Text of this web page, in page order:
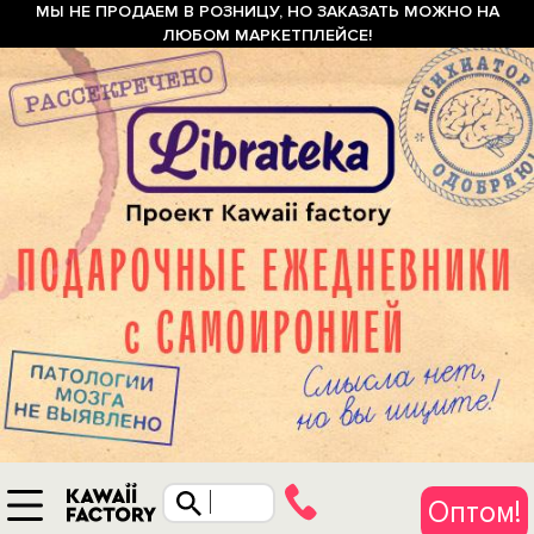
МЫ НЕ ПРОДАЕМ В РОЗНИЦУ, НО ЗАКАЗАТЬ МОЖНО НА
ЛЮБОМ МАРКЕТПЛЕЙСЕ!
Оптом!